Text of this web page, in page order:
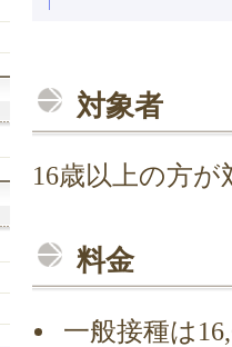
対象者
16歳以上の方
料金
一般接種は